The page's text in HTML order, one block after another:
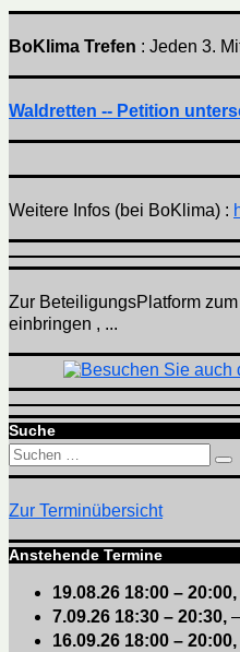
BoKlima Trefen : Jeden 3.
Waldretten -- Petition
Weitere Infos (bei BoKlima) :
Zur BeteiligungsPlatform
einbringen , ...
Suche
Suchen
nach:
Zur Terminübersicht
Anstehende Termine
19.08.26 18:00 – 20:00,
7.09.26 18:30 – 20:30, –
16.09.26 18:00 – 20:00,